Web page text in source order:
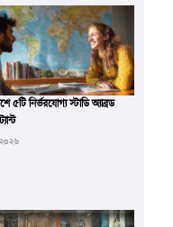
৫টি নির্ভরযোগ্য স্টাডি অ্যাব্রড